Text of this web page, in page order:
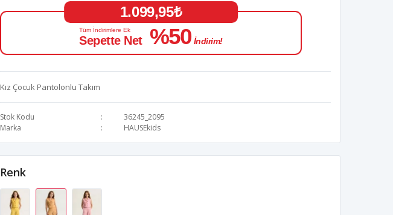
1.099,95₺
Tüm İndirimlere Ek
Sepette Net %50 İndirim!
Kız Çocuk Pantolonlu Takım
Stok Kodu
36245_2095
Marka
HAUSEkids
Renk